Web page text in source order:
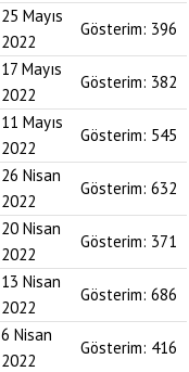
25 Mayıs
2022
Gösterim: 396
17 Mayıs
2022
Gösterim: 382
11 Mayıs
2022
Gösterim: 545
26 Nisan
2022
Gösterim: 632
20 Nisan
2022
Gösterim: 371
13 Nisan
2022
Gösterim: 686
6 Nisan
2022
Gösterim: 416